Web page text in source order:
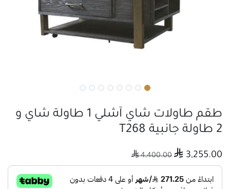
طقم طاولات شاي آشلي 1 طاولة شاي و
2 طاولة جانبية T268
3,255.00
4,400.00
